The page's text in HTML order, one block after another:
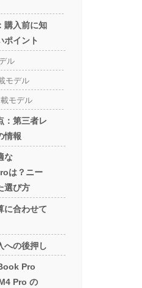
購入前に知
ポイント
ル
モデル
モデル
：第三者レ
情報
な
は？ニー
選び方
に合わせて
への後押し
Pro
Pro の